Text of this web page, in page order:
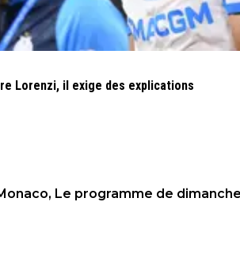
Lorenzi, il exige des explications
Le programme de